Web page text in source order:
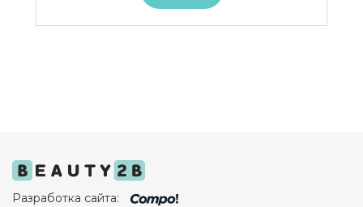
Разработка сайта: